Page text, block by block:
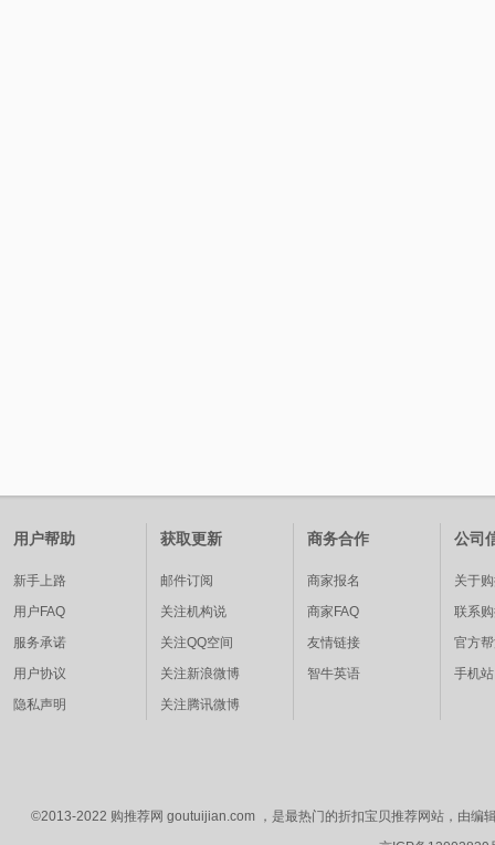
用户帮助
新手上路
用户FAQ
服务承诺
用户协议
隐私声明
获取更新
邮件订阅
关注机构说
关注QQ空间
关注新浪微博
关注腾讯微博
商务合作
商家报名
商家FAQ
友情链接
智牛英语
公司
关于
联系
官方
手机站
©2013-2022 购推荐网 goutuijian.com ，是最热门的折扣宝贝推荐网站，由编